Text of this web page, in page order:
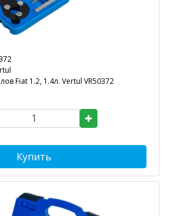
Fiat 1.2, 1.4л. Vertul VR50372
Купить